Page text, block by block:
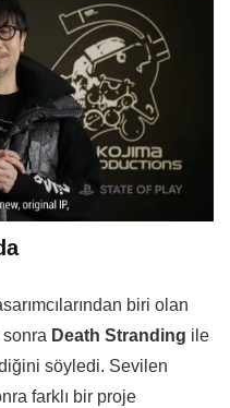
biri olan
sonra Death Stranding ile
söyledi. Sevilen
farklı bir proje